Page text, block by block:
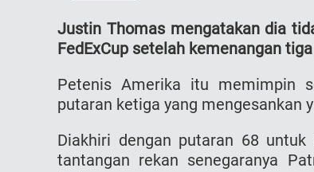
Justin Thomas mengatakan dia
FedExCup setelah kemenangan
Petenis Amerika itu memimpin
putaran ketiga yang mengesankan
Diakhiri dengan putaran 68
tantangan rekan senegaranya